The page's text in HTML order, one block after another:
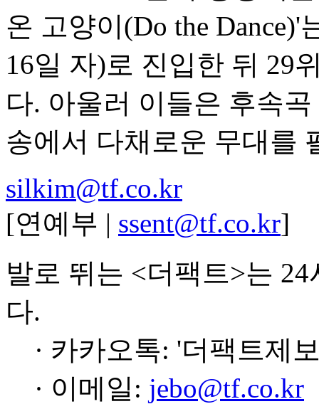
온 고양이(Do the
16일 자)로 진입한 뒤 29
다. 아울러 이들은 후속
송에서 다채로운 무대를
silkim@tf.co.kr
[연예부 | ssent@tf.co.kr]
발로 뛰는 <더팩트>는
다.
· 카카오톡: '더팩트제
· 이메일: jebo@tf.co.kr